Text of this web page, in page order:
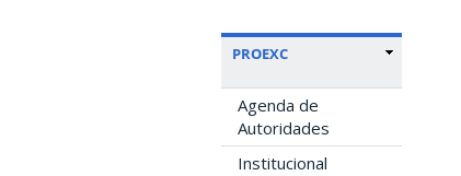
PROEXC
Agenda de
Autoridades
Institucional